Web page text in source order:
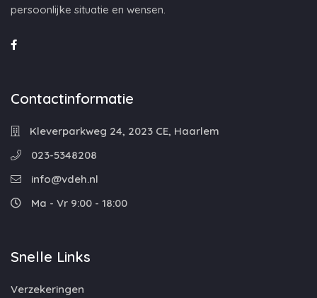
persoonlijke situatie en wensen.
Contactinformatie
Kleverparkweg 24, 2023 CE, Haarlem
023-5348208
info@vdeh.nl
Ma - Vr 9:00 - 18:00
Snelle Links
Verzekeringen